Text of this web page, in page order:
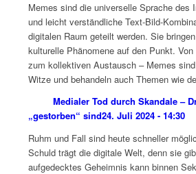
Memes sind die universelle Sprache des
und leicht verständliche Text-Bild-
digitalen Raum geteilt werden. Sie
kulturelle Phänomene auf den Punkt.
zum kollektiven Austausch – Memes
Witze und behandeln auch Themen wie
Medialer Tod durch Skandale –
„gestorben“ sind24. Juli 2024 - 14:30
Ruhm und Fall sind heute schneller
Schuld trägt die digitale Welt, denn sie
aufgedecktes Geheimnis kann binnen